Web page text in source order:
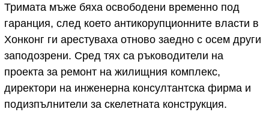
Тримата мъже бяха освободени временно под
гаранция, след което антикорупционните власти в
Хонконг ги арестуваха отново заедно с осем други
заподозрени. Сред тях са ръководители на
проекта за ремонт на жилищния комплекс,
директори на инженерна консултантска фирма и
подизпълнители за скелетната конструкция.